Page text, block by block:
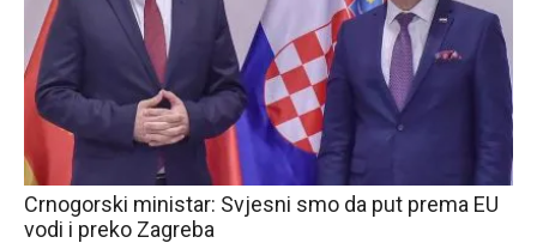
Crnogorski ministar: Svjesni smo da put prema EU
vodi i preko Zagreba